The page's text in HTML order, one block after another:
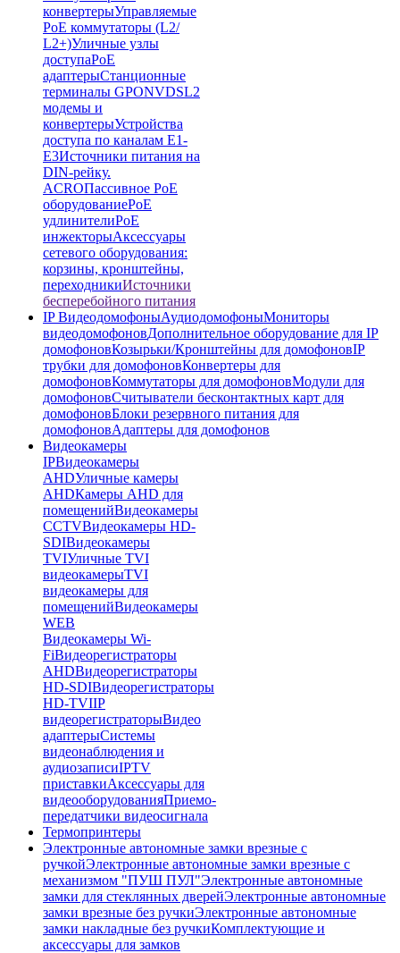
конвертерыУправляемые
PoE коммутаторы (L2/
L2+)Уличные узлы
доступаPoE
адаптерыСтанционные
терминалы GPONVDSL2
модемы и
конвертерыУстройства
доступа по каналам E1-
E3Источники питания на
DIN-рейку.
ACROПассивное PoE
оборудованиеPoE
удлинителиPoE
инжекторыАксессуары
сетевого оборудования:
корзины, кронштейны,
переходникиИсточники
бесперебойного питания
IP ВидеодомофоныАудиодомофоныМониторы
видеодомофоновДополнительное оборудование для IP
домофоновКозырьки/Кронштейны для домофоновIP
трубки для домофоновКонвертеры для
домофоновКоммутаторы для домофоновМодули для
домофоновСчитыватели бесконтактных карт для
домофоновБлоки резервного питания для
домофоновАдаптеры для домофонов
Видеокамеры
IPВидеокамеры
AHDУличные камеры
AHDКамеры AHD для
помещенийВидеокамеры
CCTVВидеокамеры HD-
SDIВидеокамеры
TVIУличные TVI
видеокамерыTVI
видеокамеры для
помещенийВидеокамеры
WEB
Видеокамеры Wi-
FiВидеорегистраторы
AHDВидеорегистраторы
HD-SDIВидеорегистраторы
HD-TVIIP
видеорегистраторыВидео
адаптерыСистемы
видеонаблюдения и
аудиозаписиIPTV
приставкиАксессуары для
видеооборудованияПриемо-
передатчики видеосигнала
Термопринтеры
Электронные автономные замки врезные с
ручкойЭлектронные автономные замки врезные с
механизмом "ПУШ ПУЛ"Электронные автономные
замки для стеклянных дверейЭлектронные автономные
замки врезные без ручкиЭлектронные автономные
замки накладные без ручкиКомплектующие и
аксессуары для замков